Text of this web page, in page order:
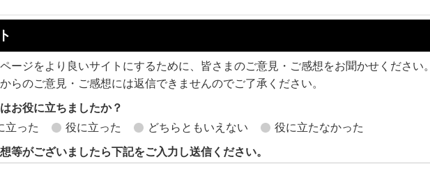
ージをより良いサイトにするために、皆さまのご意見・ご感想をお聞かせください。
らのご意見・ご感想には返信できませんのでご了承ください。
お役に立ちましたか？
立った
役に立った どちらともいえない 役に立たなかった
等がございましたら下記をご入力し送信ください。